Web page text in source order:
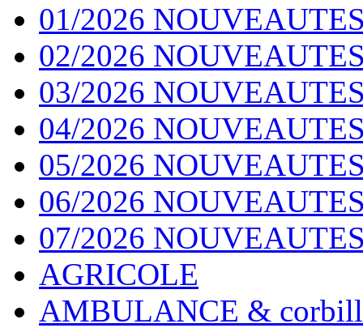
01/2026
02/2026
03/2026
04/2026
05/2026
06/2026
07/2026
AGRICOLE
AMBULANCE &